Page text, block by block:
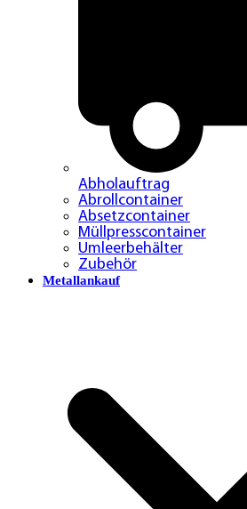
Abholauftrag
Abrollcontainer
Absetzcontainer
Müllpresscontainer
Umleerbehälter
Zubehör
Metallankauf